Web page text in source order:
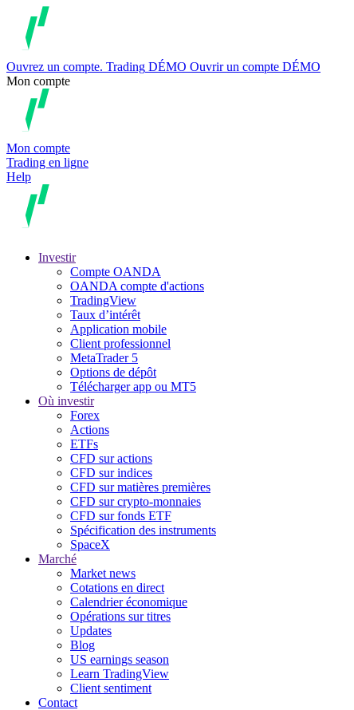
Ouvrez un compte. Trading DÉMO Ouvrir un compte DÉMO
Mon compte
Mon compte
Trading en ligne
Help
Investir
Compte OANDA
OANDA compte d'actions
TradingView
Taux d’intérêt
Application mobile
Client professionnel
MetaTrader 5
Options de dépôt
Télécharger app ou MT5
Où investir
Forex
Actions
ETFs
CFD sur actions
CFD sur indices
CFD sur matières premières
CFD sur crypto-monnaies
CFD sur fonds ETF
Spécification des instruments
SpaceX
Marché
Market news
Cotations en direct
Calendrier économique
Opérations sur titres
Updates
Blog
US earnings season
Learn TradingView
Client sentiment
Contact